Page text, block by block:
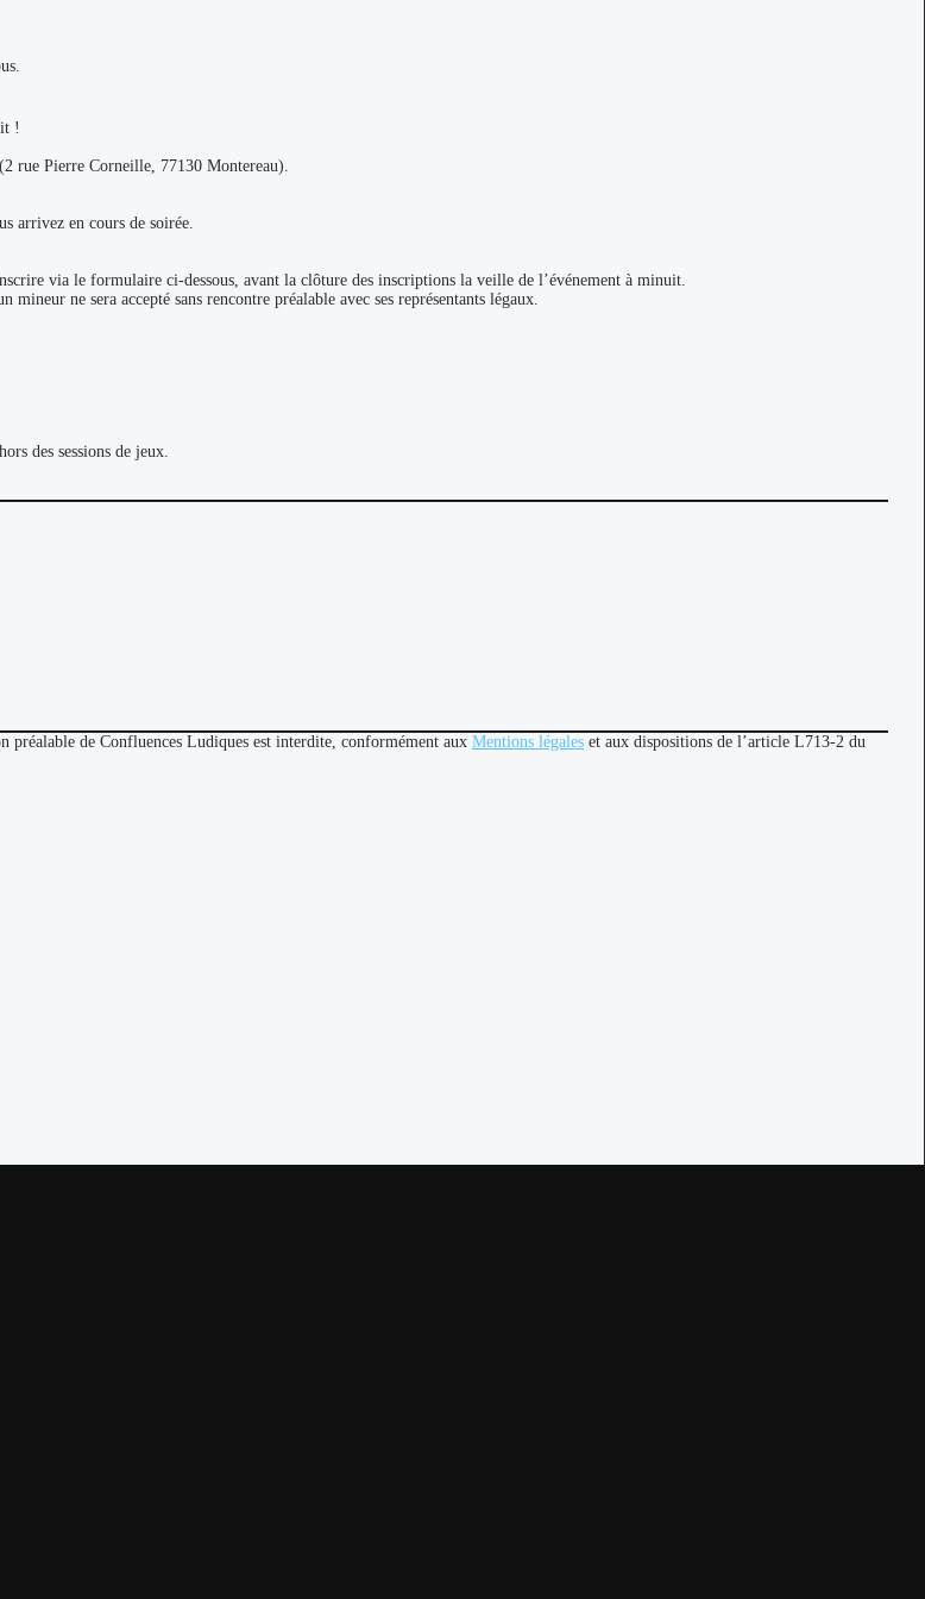
!
rue Pierre Corneille, 77130 Montereau).
arrivez en cours de soirée.
via le formulaire ci-dessous, avant la clôture des inscriptions la veille de l’événement à minuit.
ne sera accepté sans rencontre préalable avec ses représentants légaux.
des sessions de jeux.
préalable de Confluences Ludiques est interdite, conformément aux Mentions légales et aux dispositions de l’article L713-2 du